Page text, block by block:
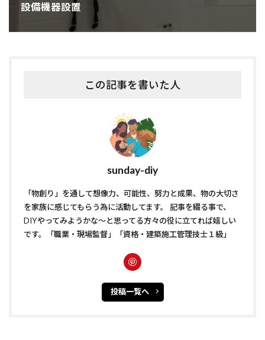
設備機器設置
この記事を書いた人
sunday-diy
「物創り」を通して想像力、可能性、努力と成果、物の大切さ
を家族に感じてもらう為に活動してます。 記事を綴る事で、
DIYやってみようかな〜と思ってる方々の役に立てれば嬉しい
です。「職業・現場監督」「資格・建築施工管理技士１級」
投稿一覧へ